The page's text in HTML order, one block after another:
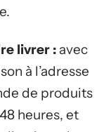
livrer : avec
à l’adresse
de produits
heures, et